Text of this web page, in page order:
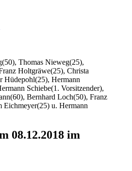
Thomas Nieweg(25),
Holtgräwe(25), Christa
Hüdepohl(25), Hermann
Schiebe(1. Vorsitzender),
Bernhard Loch(50), Franz
Eichmeyer(25) u. Hermann
08.12.2018 im